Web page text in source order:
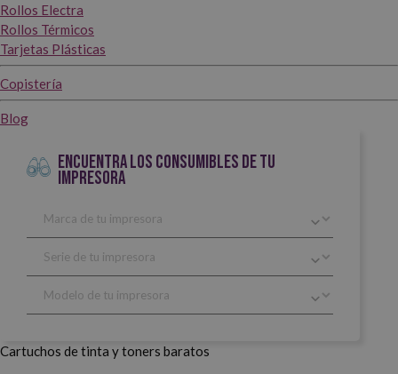
Rollos Electra
Rollos Térmicos
Tarjetas Plásticas
Copistería
Blog
ENCUENTRA LOS CONSUMIBLES DE TU
IMPRESORA
Cartuchos de tinta y toners baratos